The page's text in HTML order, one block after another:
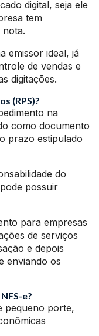
digital, seja ele
tem
nota.
emissor ideal, já
de vendas e
digitações.
(RPS)?
na
como documento
prazo estipulado
do
possuir
para empresas
de serviços
e depois
enviando os
e?
pequeno porte,